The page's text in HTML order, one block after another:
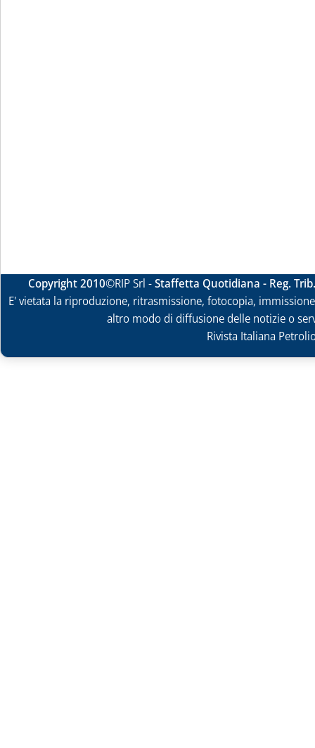
Copyright 2010©RIP Srl -Staffetta Quotidiana - Reg.
E' vietata la riproduzione, ritrasmissione, fotocopia,
altro modo di diffusione delle notizie o
Rivista Italiana